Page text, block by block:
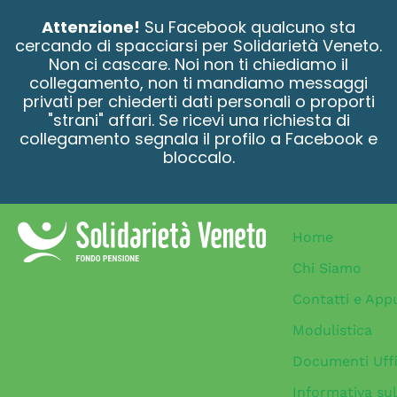
Attenzione! Su Facebook qualcuno sta
cercando di spacciarsi per Solidarietà Veneto.
Non ci cascare. Noi non ti chiediamo il
collegamento, non ti mandiamo messaggi
privati per chiederti dati personali o proporti
"strani" affari. Se ricevi una richiesta di
collegamento segnala il profilo a Facebook e
bloccalo.
Home
Chi Siamo
Contatti e
Modulistica
Documenti
Informativa